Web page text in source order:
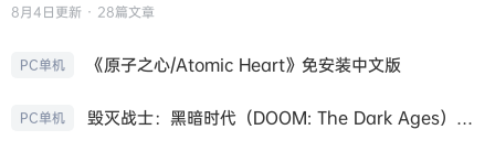
8月4日更新 · 28篇文章
PC单机 《原子之心/Atomic Heart》免安装中文版
PC单机 毁灭战士：黑暗时代（DOOM: The Dark Ages）免安装中文版